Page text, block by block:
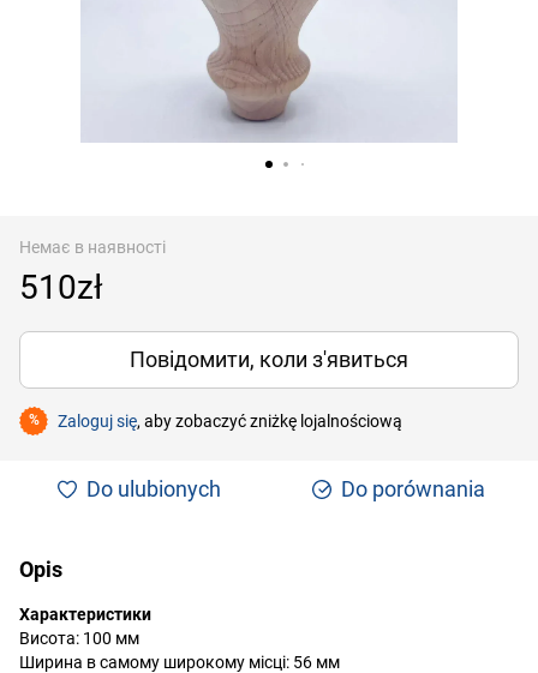
Немає в наявності
510zł
Повідомити, коли з'явиться
% Zaloguj się, aby zobaczyć zniżkę lojalnościową
Do ulubionych Do porównania
Opis
Характеристики
Висота: 100 мм
Ширина в самому широкому місці: 56 мм